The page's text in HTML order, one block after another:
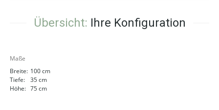
Übersicht: Ihre Konfiguration
Maße
Breite: 100 cm
Tiefe:
35 cm
Höhe: 75 cm